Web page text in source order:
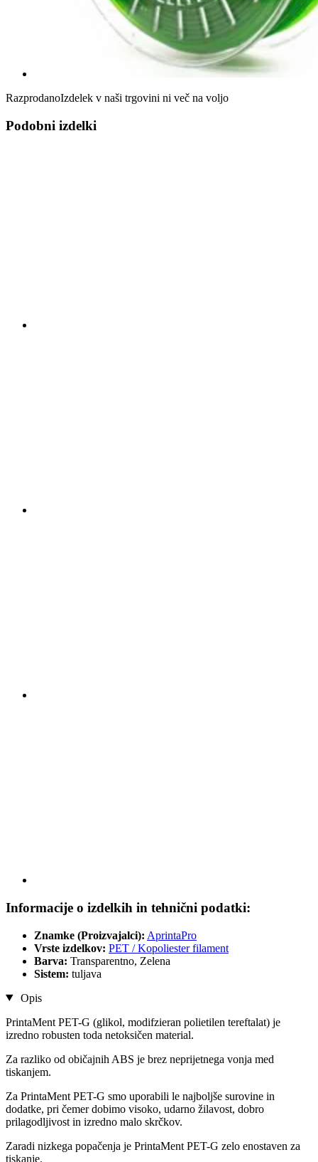
RazprodanoIzdelek v naši trgovini ni več na voljo
Podobni izdelki
Informacije o izdelkih in tehnični podatki:
Znamke (Proizvajalci): AprintaPro
Vrste izdelkov: PET / Kopoliester filament
Barva: Transparentno, Zelena
Sistem: tuljava
Opis
PrintaMent PET-G (glikol, modifzieran polietilen tereftalat) je
izredno robusten toda netoksičen material.
Za razliko od običajnih ABS je brez neprijetnega vonja med
tiskanjem.
Za PrintaMent PET-G smo uporabili le najboljše surovine in
dodatke, pri čemer dobimo visoko, udarno žilavost, dobro
prilagodljivost in izredno malo skrčkov.
Zaradi nizkega popačenja je PrintaMent PET-G zelo enostaven za
tiskanje.